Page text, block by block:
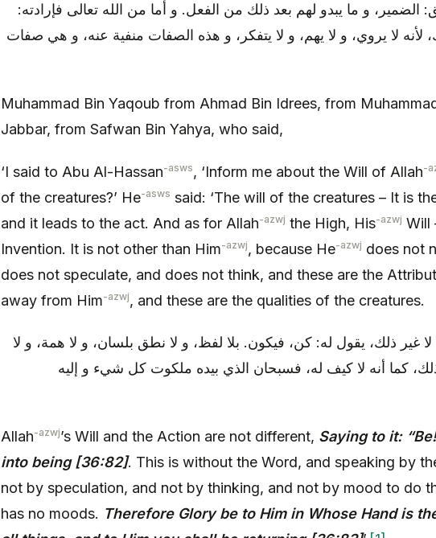
الضمير، و ما يبدو لهم بعد ذلك من الفعل. و أما من الله تعالى فإرادته:
لأنه لا يروي، و لا يهم، و لا يتفكر، و هذه الصفات منفية عنه، و هي صفات
Muhammad Bin Yaqoub from Ahmad Bin Idrees, from
Jabbar, from Safwan Bin Yahya, who said,
‘I said to Abu Al-Hassan-asws, ‘Inform me about the Will of Allah-
of the creatures?’ He-asws said: ‘The will of the creatures – It is
and it leads to the act. And as for Allah-azwj the High, His-azwj Will
Invention. It is not other than Him-azwj, because He-azwj does not
does not speculate, and does not think, and these are the
away from Him-azwj, and these are the qualities of the creatures.
لا غير ذلك، يقول له: كن، فيكون. بلا لفظ، و لا نطق بلسان، و لا همة، و لا
كما أنه لا كيف له، فسبحان الذي بيده ملكوت كل شي‏ء و إليه
Allah-azwj’s Will and the Action are not different, Saying to it:
into being [36:82]. This is without the Word, and speaking by
not by speculation, and not by thinking, and not by mood to do
has no moods. Therefore Glory be to Him in Whose Hand is